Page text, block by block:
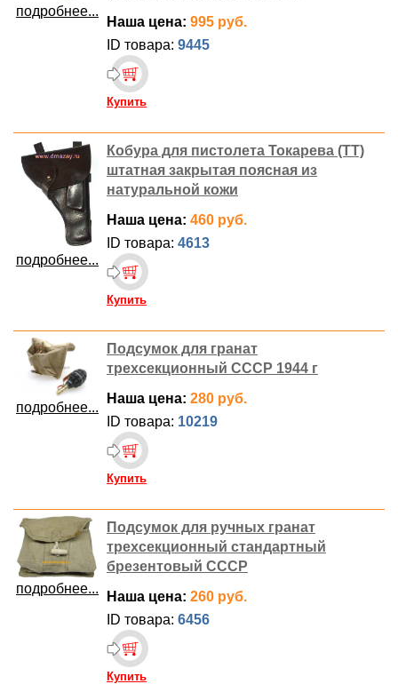
подробнее...
Наша цена: 995 руб.
ID товара: 9445
Купить
подробнее...
Кобура для пистолета Токарева (ТТ)
штатная закрытая поясная из
натуральной кожи
Наша цена: 460 руб.
ID товара: 4613
Купить
подробнее...
Подсумок для гранат
трехсекционный СССР 1944 г
Наша цена: 280 руб.
ID товара: 10219
Купить
подробнее...
Подсумок для ручных гранат
трехсекционный стандартный
брезентовый СССР
Наша цена: 260 руб.
ID товара: 6456
Купить